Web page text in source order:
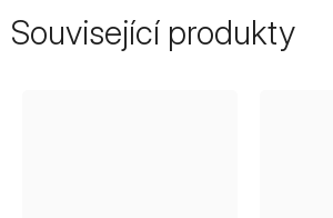
Související produkty